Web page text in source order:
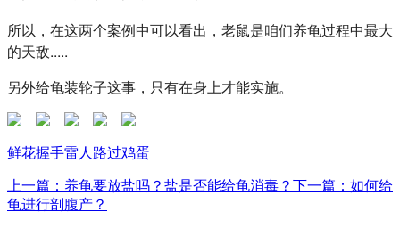
所以，在这两个案例中可以看出，老鼠是咱们养龟过程中最大
的天敌.....
另外给龟装轮子这事，只有在身上才能实施。
鲜花握手雷人 路过鸡蛋
上一篇：养龟要放盐吗？盐是否能给龟消毒？ 下一篇：如何给
龟进行剖腹产？